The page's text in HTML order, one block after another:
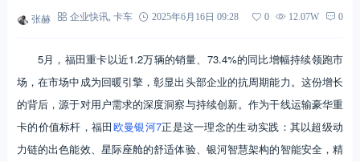
张赫 企业快讯, 卡车 2025年6月16日 09:28 0 12.07W 0
5月，福田重卡以近1.2万辆的销量、73.4%的同比增幅持续领跑市
场，在市场中成为回暖引擎，彰显出头部企业的抗周期能力。这份增长
的背后，源于对用户需求的深度洞察与持续创新。作为干线运输豪华重
卡的价值标杆，福田欧曼银河7正是这一理念的生动实践：其以超级动
力链的出色能效、星际座舱的舒适体验、银河智慧架构的智能安全，精